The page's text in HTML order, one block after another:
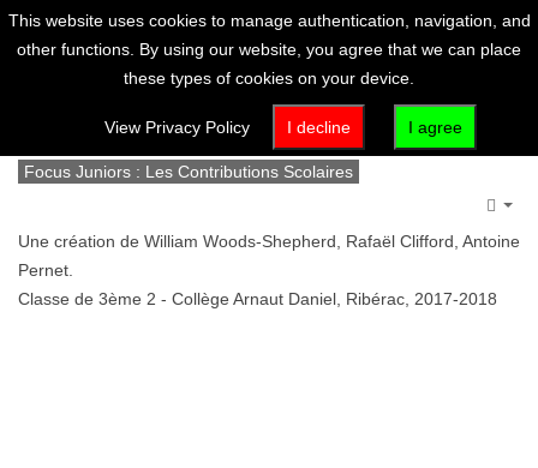
L'abri du Poisson
Focus Juniors : Les Contributions Scolaires
Une création de William Woods-Shepherd, Rafaël Clifford, Antoine
Pernet.
Classe de 3ème 2 - Collège Arnaut Daniel, Ribérac, 2017-2018
This website uses cookies to manage authentication, navigation, and
other functions. By using our website, you agree that we can place
these types of cookies on your device.
View Privacy Policy I decline I agree